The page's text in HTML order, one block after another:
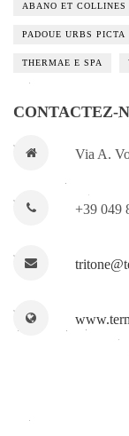
ABANO ET COLLINES
PADOUE URBS PICTA
THERMAE E SPA
CONTACTEZ-
Via A.
+39 049